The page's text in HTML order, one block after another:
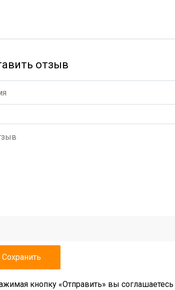
отзыв
кнопку «Отправить» вы соглашаетесь